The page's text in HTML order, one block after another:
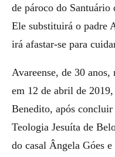
de pároco do Santuário
Ele substituirá o padre
irá afastar-se para
Avareense, de 30 anos,
em 12 de abril de
Benedito, após concluir
Teologia Jesuíta de
do casal Ângela Góes